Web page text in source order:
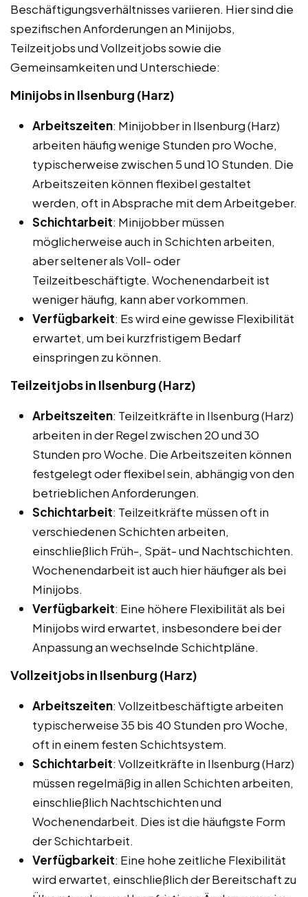
Beschäftigungsverhältnisses variieren. Hier sind die
spezifischen Anforderungen an Minijobs,
Teilzeitjobs und Vollzeitjobs sowie die
Gemeinsamkeiten und Unterschiede:
Minijobs in Ilsenburg (Harz)
Arbeitszeiten: Minijobber in Ilsenburg (Harz)
arbeiten häufig wenige Stunden pro Woche,
typischerweise zwischen 5 und 10 Stunden. Die
Arbeitszeiten können flexibel gestaltet
werden, oft in Absprache mit dem Arbeitgeber.
Schichtarbeit: Minijobber müssen
möglicherweise auch in Schichten arbeiten,
aber seltener als Voll- oder
Teilzeitbeschäftigte. Wochenendarbeit ist
weniger häufig, kann aber vorkommen.
Verfügbarkeit: Es wird eine gewisse Flexibilität
erwartet, um bei kurzfristigem Bedarf
einspringen zu können.
Teilzeitjobs in Ilsenburg (Harz)
Arbeitszeiten: Teilzeitkräfte in Ilsenburg (Harz)
arbeiten in der Regel zwischen 20 und 30
Stunden pro Woche. Die Arbeitszeiten können
festgelegt oder flexibel sein, abhängig von den
betrieblichen Anforderungen.
Schichtarbeit: Teilzeitkräfte müssen oft in
verschiedenen Schichten arbeiten,
einschließlich Früh-, Spät- und Nachtschichten.
Wochenendarbeit ist auch hier häufiger als bei
Minijobs.
Verfügbarkeit: Eine höhere Flexibilität als bei
Minijobs wird erwartet, insbesondere bei der
Anpassung an wechselnde Schichtpläne.
Vollzeitjobs in Ilsenburg (Harz)
Arbeitszeiten: Vollzeitbeschäftigte arbeiten
typischerweise 35 bis 40 Stunden pro Woche,
oft in einem festen Schichtsystem.
Schichtarbeit: Vollzeitkräfte in Ilsenburg (Harz)
müssen regelmäßig in allen Schichten arbeiten,
einschließlich Nachtschichten und
Wochenendarbeit. Dies ist die häufigste Form
der Schichtarbeit.
Verfügbarkeit: Eine hohe zeitliche Flexibilität
wird erwartet, einschließlich der Bereitschaft zu